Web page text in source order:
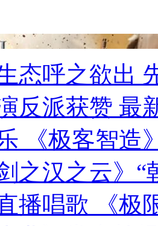
播唱歌 ...
业》发布...
业》《战...
态呼之欲出
反派获赞 最
《极客智造
之汉之云》
播唱歌 《极